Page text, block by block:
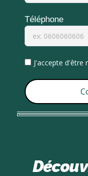
Téléphone
J'accepte d'être